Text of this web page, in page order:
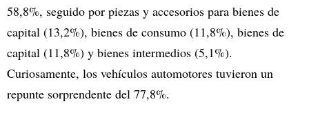
58,8%, seguido por piezas y accesorios para bienes de
capital (13,2%), bienes de consumo (11,8%), bienes de
capital (11,8%) y bienes intermedios (5,1%).
Curiosamente, los vehículos automotores tuvieron un
repunte sorprendente del 77,8%.